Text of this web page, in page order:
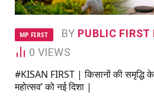
MP FIRST BY PUBLIC FIRST
0 VIEWS
#KISAN FIRST | किसानों की समृद्धि
महोत्सव’ को नई दिशा |